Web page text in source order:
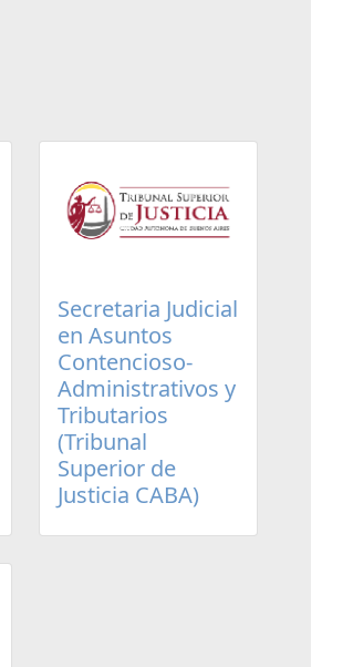
Secretaria Judicial
en Asuntos
Contencioso-
Administrativos y
Tributarios
(Tribunal
Superior de
Justicia CABA)